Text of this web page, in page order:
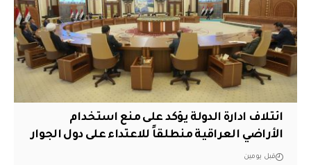
ائتلاف ادارة الدولة يؤكد على منع استخدام
الأراضي العراقية منطلقاً للاعتداء على دول الجوار
قبل يومين